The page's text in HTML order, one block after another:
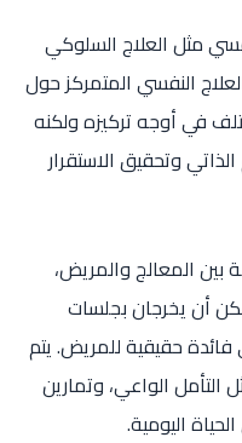
مثل العلاج السلوكي
النفسي المتمركز حول
في أوجه تركيزه ولكنه
وتحقيق الاستقرار
المعالج والمريض،
أن يخرجان بجلسات
فائدة حقيقية للمريض. يتم
الواعي، وتمارين
اليومية.